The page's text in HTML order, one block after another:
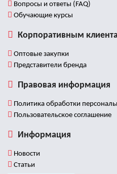
Вопросы и ответы (FAQ)
Обучающие курсы
Корпоративным
Оптовые закупки
Представители бренда
Правовая информация
Политика обработки
Пользовательское соглашение
Информация
Новости
Статьи